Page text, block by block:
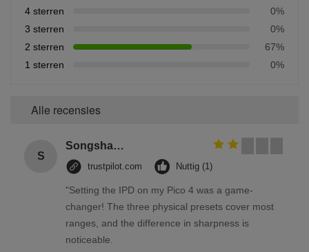
4 sterren
0%
3 sterren
0%
2 sterren
67%
1 sterren
0%
Alle recensies
S
Songshang
trustpilot.com Nuttig (1)
"Setting the IPD on my Pico 4 was a game-
changer! The three physical presets cover most
ranges, and the difference in sharpness is
noticeable.